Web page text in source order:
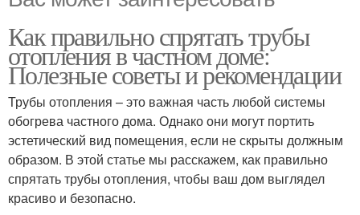
Как правильно спрятать трубы
отопления в частном доме:
Полезные советы и рекомендации
Трубы отопления – это важная часть любой системы
обогрева частного дома. Однако они могут портить
эстетический вид помещения, если не скрыты должным
образом. В этой статье мы расскажем, как правильно
спрятать трубы отопления, чтобы ваш дом выглядел
красиво и безопасно.